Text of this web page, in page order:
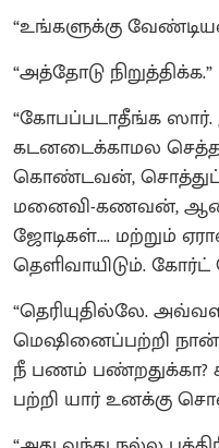
“உங்களுக்கு
“அத்தோடு நிறுத்திக்க.”
“கோபப்படாதீ்ங்க ஸார்.
கடனடைக்காமல
கொண்டவன், சொத்துப்
மனைவி-கணவன்,
ஜோடிகள்.... மற்றும்
தெளிவாயிடும். கோர்ட்
“தெரியுதில்லே.
மெஷினைப்பற்றி
நீ பணம் பண்றதுக்கா?
பற்றி யார் உனக்கு